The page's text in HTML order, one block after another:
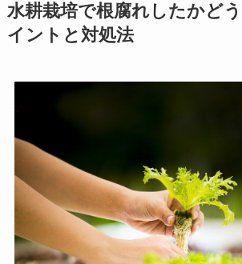
水耕栽培で根腐れしたかど
イントと対処法